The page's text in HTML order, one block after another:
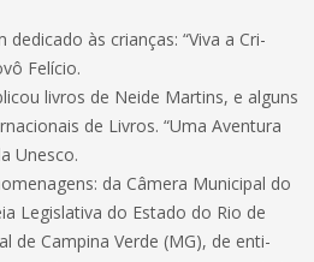
às crianças: “Viva a Cri-
Felício.
livros de Neide Martins, e alguns
de Livros. “Uma Aventura
Unesco.
da Câmera Municipal do
Legislativa do Estado do Rio de
de Campina Verde (MG), de enti-